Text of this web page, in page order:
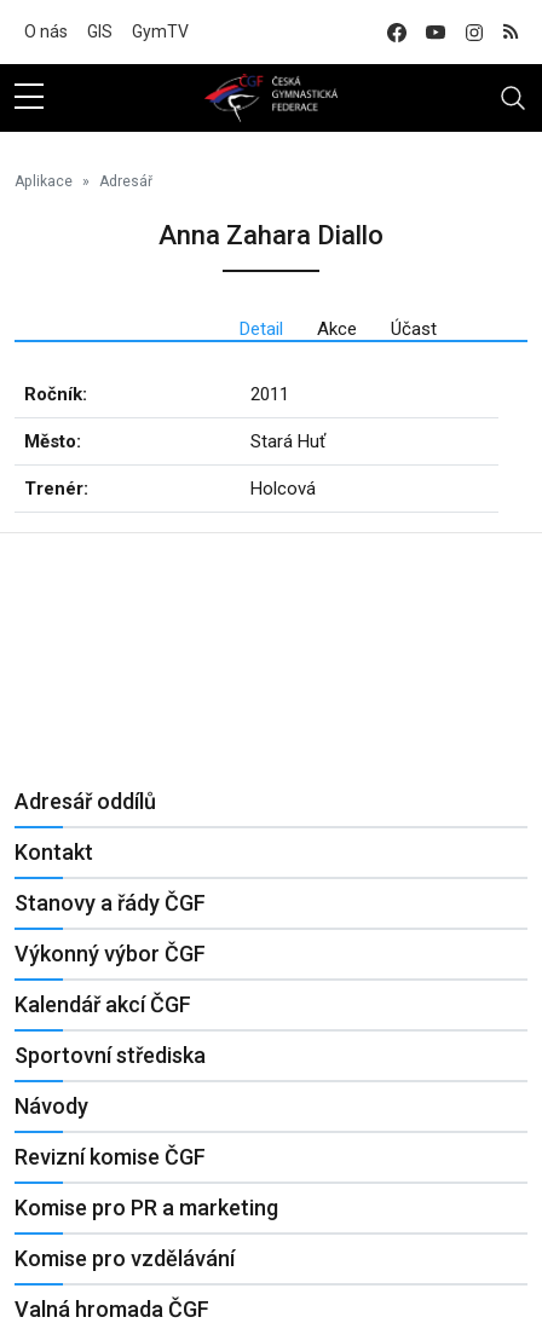
O nás GIS GymTV
Aplikace Adresář
Anna Zahara Diallo
Detail Akce Účast
Ročník: 2011
Město: Stará Huť
Trenér: Holcová
Adresář oddílů
Kontakt
Stanovy a řády ČGF
Výkonný výbor ČGF
Kalendář akcí ČGF
Sportovní střediska
Návody
Revizní komise ČGF
Komise pro PR a marketing
Komise pro vzdělávání
Valná hromada ČGF